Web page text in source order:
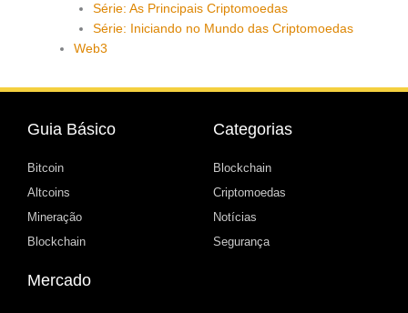
Série: As Principais Criptomoedas
Série: Iniciando no Mundo das Criptomoedas
Web3
Guia Básico
Bitcoin
Altcoins
Mineração
Blockchain
Categorias
Blockchain
Criptomoedas
Notícias
Segurança
Mercado